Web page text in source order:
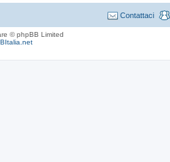
Contattaci
© phpBB Limited